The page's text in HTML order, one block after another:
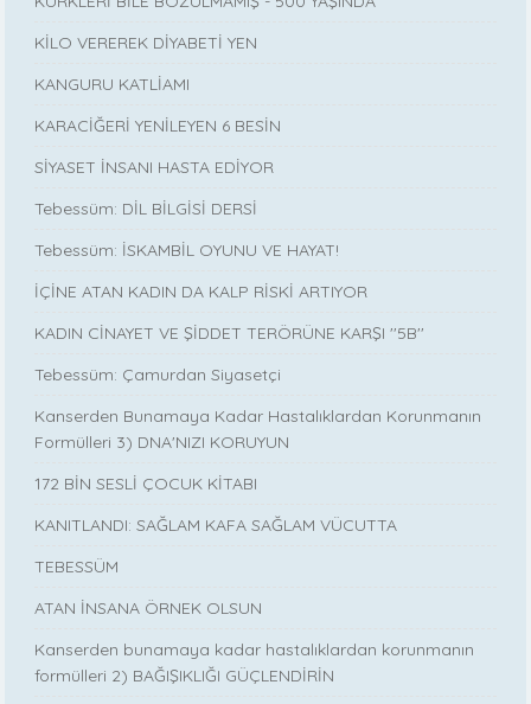
KİLO VEREREK DİYABETİ YEN
KANGURU KATLİAMI
KARACİĞERİ YENİLEYEN 6 BESİN
SİYASET İNSANI HASTA EDİYOR
Tebessüm: DİL BİLGİSİ DERSİ
Tebessüm: İSKAMBİL OYUNU VE HAYAT!
İÇİNE ATAN KADIN DA KALP RİSKİ ARTIYOR
KADIN CİNAYET VE ŞİDDET TERÖRÜNE KARŞI ''5B''
Tebessüm: Çamurdan Siyasetçi
Kanserden Bunamaya Kadar Hastalıklardan Korunmanın
Formülleri 3) DNA'NIZI KORUYUN
172 BİN SESLİ ÇOCUK KİTABI
KANITLANDI: SAĞLAM KAFA SAĞLAM VÜCUTTA
TEBESSÜM
ATAN İNSANA ÖRNEK OLSUN
Kanserden bunamaya kadar hastalıklardan korunmanın
formülleri 2) BAĞIŞIKLIĞI GÜÇLENDİRİN